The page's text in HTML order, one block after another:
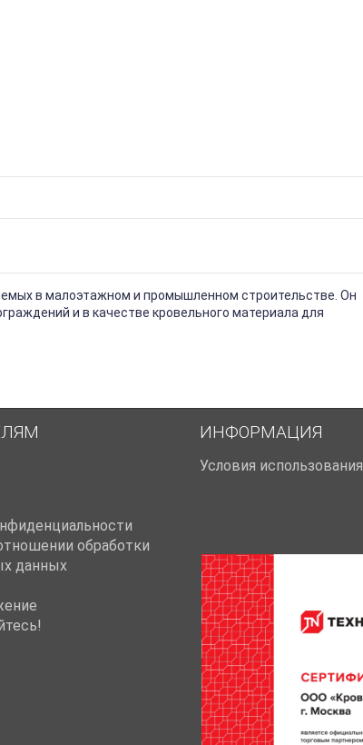
в малоэтажном и промышленном строительстве. Он
и в качестве кровельного материала для
обработки
данных
ИНФОРМАЦИЯ
Условия использования